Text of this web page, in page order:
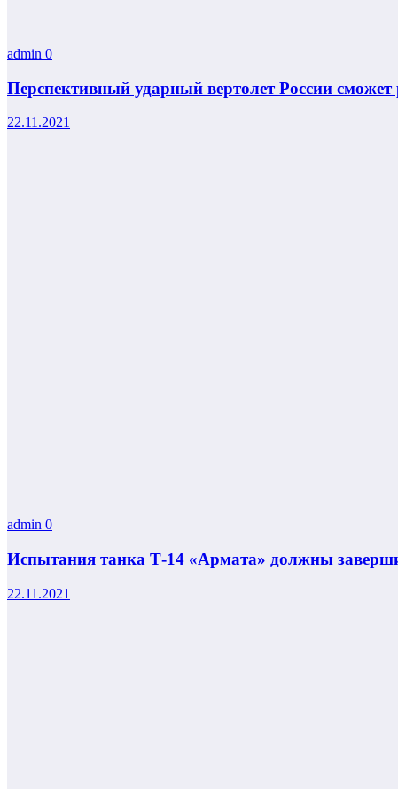
admin 0
Перспективный ударный вертолет России сможет
22.11.2021
admin 0
Испытания танка Т-14 «Армата» должны
22.11.2021